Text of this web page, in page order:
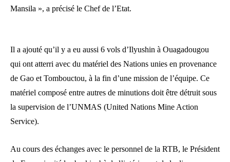
Mansila », a précisé le Chef de l’Etat.
Il a ajouté qu’il y a eu aussi 6 vols d’Ilyushin à Ouagadougou
qui ont atterri avec du matériel des Nations unies en provenance
de Gao et Tombouctou, à la fin d’une mission de l’équipe. Ce
matériel composé entre autres de minutions doit être détruit sous
la supervision de l’UNMAS (United Nations Mine Action
Service).
Au cours des échanges avec le personnel de la RTB, le Président